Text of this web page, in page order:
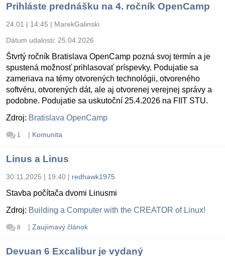
Prihláste prednášku na 4. ročník OpenCamp
24.01 | 14:45 | MarekGalinski
Dátum udalosti: 25.04.2026
Štvrtý ročník Bratislava OpenCamp pozná svoj termín a je
spustená možnosť prihlasovať príspevky. Podujatie sa
zameriava na témy otvorených technológii, otvoreného
softvéru, otvorených dát, ale aj otvorenej verejnej správy a
podobne. Podujatie sa uskutoční 25.4.2026 na FIIT STU.
Zdroj: Bratislava OpenCamp
1 | Komunita
Linus a Linus
30.11.2025 | 19:40 | redhawk1975
Stavba počítača dvomi Linusmi
Zdroj: Building a Computer with the CREATOR of Linux!
8 | Zaujímavý článok
Devuan 6 Excalibur je vydaný